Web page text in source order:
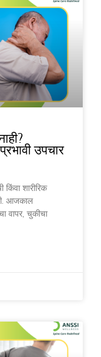
उपचार
शारीरिक
आजकाल
वापर, चुकीचा